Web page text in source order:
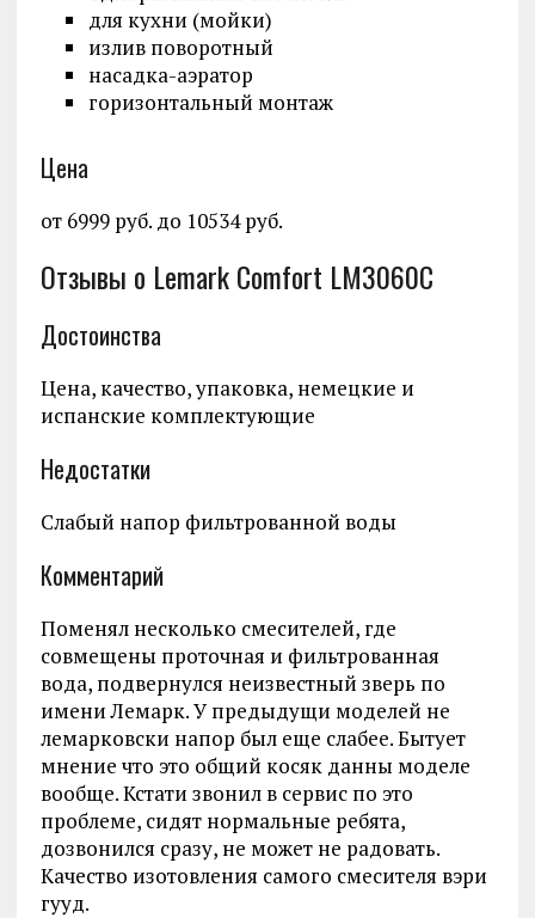
для кухни (мойки)
излив поворотный
насадка-аэратор
горизонтальный монтаж
Цена
от 6999 руб. до 10534 руб.
Отзывы о Lemark Comfort LM3060C
Достоинства
Цена, качество, упаковка, немецкие и
испанские комплектующие
Недостатки
Слабый напор фильтрованной воды
Комментарий
Поменял несколько смесителей, где
совмещены проточная и фильтрованная
вода, подвернулся неизвестный зверь по
имени Лемарк. У предыдущи моделей не
лемарковски напор был еще слабее. Бытует
мнение что это общий косяк данны моделе
вообще. Кстати звонил в сервис по это
проблеме, сидят нормальные ребята,
дозвонился сразу, не может не радовать.
Качество изотовления самого смесителя вэри
гууд.